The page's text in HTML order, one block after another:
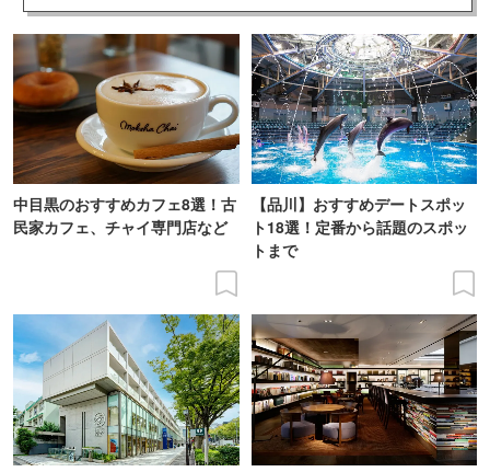
中目黒のおすすめカフェ8選！古
民家カフェ、チャイ専門店など
【品川】おすすめデートスポッ
ト18選！定番から話題のスポッ
トまで